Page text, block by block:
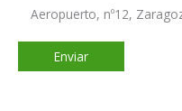
Aeropuerto, nº12,